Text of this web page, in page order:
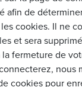
afin de
cookies. Il ne
et sera supprimé
fermeture de
nous
cookies pour